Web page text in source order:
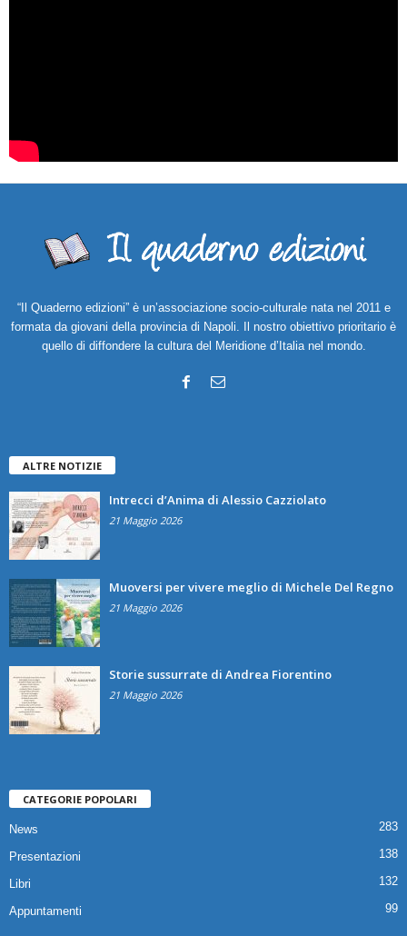
“Il Quaderno edizioni” è un’associazione socio-culturale nata nel 2011 e
formata da giovani della provincia di Napoli. Il nostro obiettivo prioritario è
quello di diffondere la cultura del Meridione d’Italia nel mondo.
ALTRE NOTIZIE
Intrecci d’Anima di Alessio Cazziolato
21 Maggio 2026
Muoversi per vivere meglio di Michele Del Regno
21 Maggio 2026
Storie sussurrate di Andrea Fiorentino
21 Maggio 2026
CATEGORIE POPOLARI
News 283
Presentazioni 138
Libri 132
Appuntamenti 99